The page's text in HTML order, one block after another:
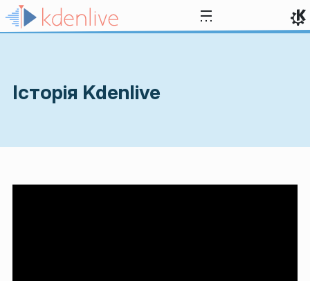
Перейти до вмісту
Історія Kdenlive